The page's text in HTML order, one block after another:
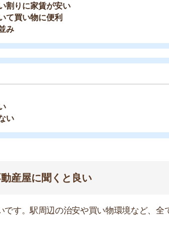
駅周辺の治安や買い物環境など、全ての情報を
るなら、「
ります。
まいをさがせるので、ぜひ利用してみてください
モッカを無料ダウンロード
最大5万円分のキャッシュバック実施中